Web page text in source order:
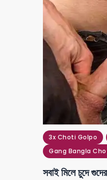
3x Choti Golpo
Gang Bangla
সবাই মিলে চুদে